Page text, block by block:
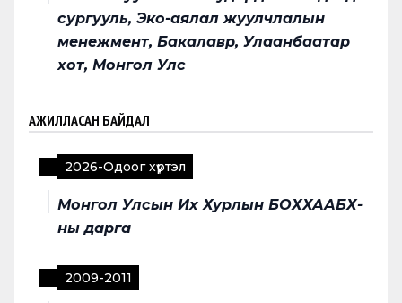
сургууль, Эко-аялал жуулчлалын
менежмент, Бакалавр, Улаанбаатар
хот, Монгол Улс
АЖИЛЛАСАН БАЙДАЛ
2026-Одоог хүртэл
Монгол Улсын Их Хурлын БОХХААБХ-
ны дарга
2009-2011